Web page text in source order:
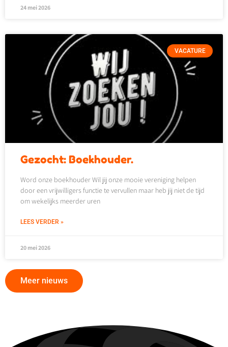
24 mei 2026
VACATURE
Gezocht: Boekhouder.
Word onze boekhouder Wil jij onze mooie vereniging helpen
door een vrijwilligers functie te vervullen maar heb jij niet de tijd
om wekelijks meerder uren
LEES VERDER »
20 mei 2026
Meer nieuws